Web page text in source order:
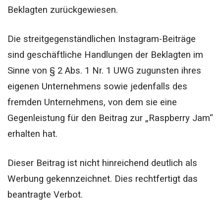
Beklagten zurückgewiesen.
Die streitgegenständlichen Instagram-Beiträge
sind geschäftliche Handlungen der Beklagten im
Sinne von § 2 Abs. 1 Nr. 1 UWG zugunsten ihres
eigenen Unternehmens sowie jedenfalls des
fremden Unternehmens, von dem sie eine
Gegenleistung für den Beitrag zur „Raspberry Jam“
erhalten hat.
Dieser Beitrag ist nicht hinreichend deutlich als
Werbung gekennzeichnet. Dies rechtfertigt das
beantragte Verbot.